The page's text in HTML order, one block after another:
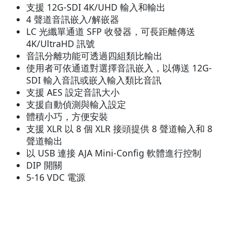
支援 12G-SDI 4K/UHD 輸入和輸出
4 聲道音訊嵌入/解嵌器
LC 光纖單通道 SFP 收發器，可長距離傳送
4K/UltraHD 訊號
音訊分離功能可透過四組類比輸出
使用者可依通道對選擇音訊嵌入，以傳送 12G-
SDI 輸入音訊或嵌入輸入類比音訊
支援 AES 設定音訊大小
支援自動偵測與輸入設定
體積小巧，方便安裝
支援 XLR 以 8 個 XLR 接頭提供 8 聲道輸入和 8
聲道輸出
以 USB 連接 AJA Mini-Config 軟體進行控制
DIP 開關
5-16 VDC 電源